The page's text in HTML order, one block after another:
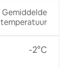
Gemiddelde
temperatuur
-2°C